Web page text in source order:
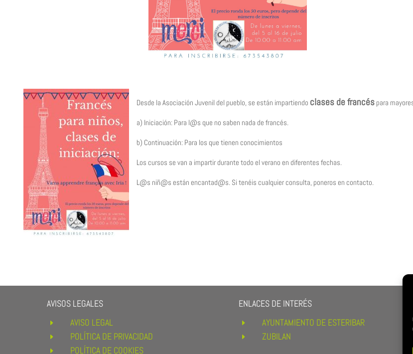
Desde la Asociación Juvenil del pueblo, se están impartiendo clases de francés para
a) Iniciación: Para l@s que no saben nada de francés.
b) Continuación: Para los que tienen conocimientos
Los cursos se van a impartir durante todo el verano en diferentes fechas.
L@s niñ@s están encantad@s. Si tenéis cualquier consulta, poneros en contacto.
AVISOS LEGALES
E AVISO LEGAL
E POLÍTICA DE PRIVACIDAD
E POLÍTICA DE COOKIES
ENLACES DE INTERÉS
E AYUNTAMIENTO DE ESTERIBAR
E ZUBILAN